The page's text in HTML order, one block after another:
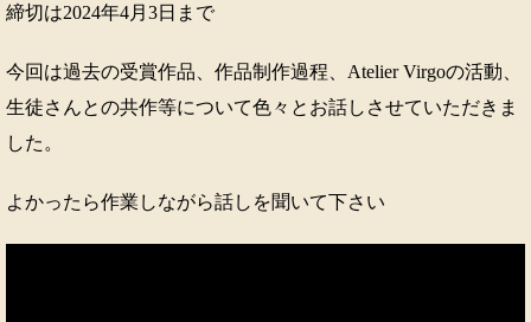
締切は2024年4月3日まで
今回は過去の受賞作品、作品制作過程、Atelier Virgoの活動、
生徒さんとの共作等について色々とお話しさせていただきま
した。
よかったら作業しながら話しを聞いて下さい